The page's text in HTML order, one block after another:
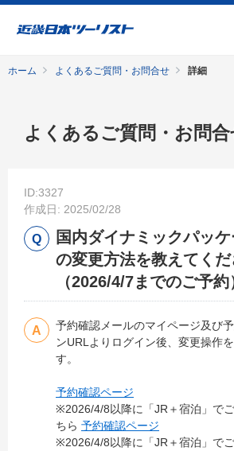
ホーム よくあるご質問・お問合せ 詳細
よくあるご質問・お問合
ID:3327
作成日: 2025/02/28
国内ダイナミックパッ
の変更方法を教えてく
（2026/4/7までのご予約
予約確認メールのマイページ及び
ンURLよりログイン後、変更操作
す。
予約確認ページ
※2026/4/8以降に「JR＋宿泊」で
ちら 予約確認ページ
※2026/4/8以降に「JR＋宿泊」で